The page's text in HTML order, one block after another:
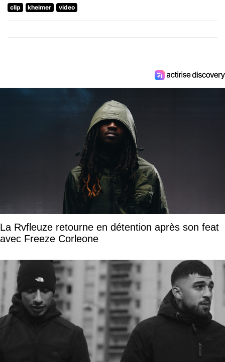
clip kheimer video
La Rvfleuze retourne en détention après son feat
avec Freeze Corleone